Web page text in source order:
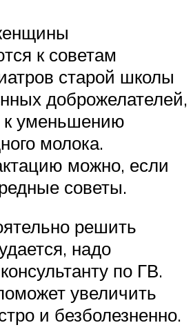
к советам
старой школы
доброжелателей,
к уменьшению
молока.
можно, если
советы.
решить
надо
по ГВ.
увеличить
и безболезненно.